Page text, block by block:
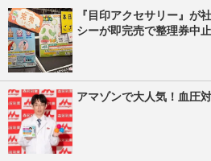
『目印アクセサリー』が
シーが即完売で整理券中
アマゾンで大人気！血圧